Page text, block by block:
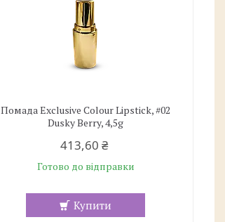
Помада Exclusive Colour Lipstick, #02
Dusky Berry, 4,5g
413,60 ₴
Готово до відправки
Купити